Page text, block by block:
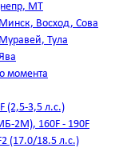
МТ
Восход, Сова
Тула
момента
(2,5-3,5 л.с.)
2М), 160F - 190F
(17.0/18.5 л.с.)